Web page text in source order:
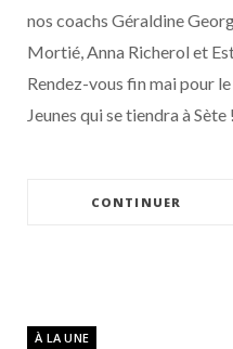
nos coachs Géraldine
Mortié, Anna Richerol et
Rendez-vous fin mai pour
Jeunes qui se tiendra à Sète !
CONTINUER
À LA UNE